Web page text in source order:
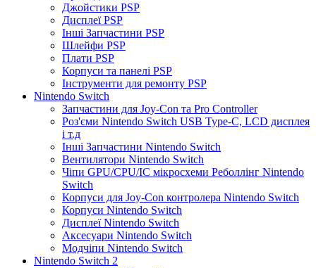
Джойстики PSP
Дисплеї PSP
Інші Запчастини PSP
Шлейфи PSP
Плати PSP
Корпуси та панелі PSP
Інструменти для ремонту PSP
Nintendo Switch
Запчастини для Joy-Con та Pro Controller
Роз'єми Nintendo Switch USB Type-C, LCD дисплея
і т.д
Інші Запчастини Nintendo Switch
Вентилятори Nintendo Switch
Чіпи GPU/CPU/IC мікросхеми Реболлінг Nintendo
Switch
Корпуси для Joy-Con контролера Nintendo Switch
Корпуси Nintendo Switch
Дисплеї Nintendo Switch
Аксесуари Nintendo Switch
Модчіпи Nintendo Switch
Nintendo Switch 2